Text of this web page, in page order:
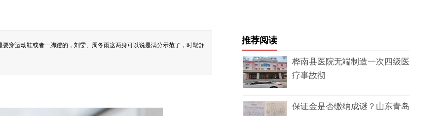
穿运动鞋或者一脚蹬的，刘雯、周冬雨这两身可以说是满分示范了，时髦舒 推荐阅读
桦南县医院无端制造一次四级医
疗事故彻
保证金是否缴纳成谜？山东青岛